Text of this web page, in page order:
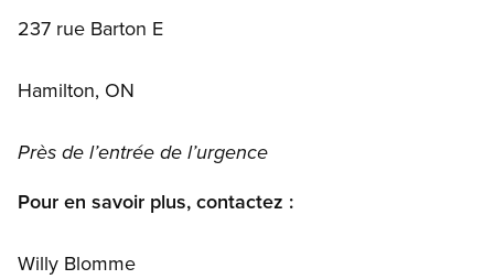
237 rue Barton E
Hamilton, ON
Près de l’entrée de l’urgence
Pour en savoir plus, contactez :
Willy Blomme